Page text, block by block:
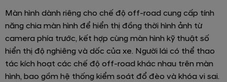
Màn hình dành riêng cho chế độ off-road cung cấp tính
năng chia màn hình để hiển thị đồng thời hình ảnh từ
camera phía trước, kết hợp cùng màn hình kỹ thuật số
hiển thị độ nghiêng và dốc của xe. Người lái có thể thao
tác kích hoạt các chế độ off-road khác nhau trên màn
hình, bao gồm hệ thống kiểm soát đổ đèo và khóa vi sai.